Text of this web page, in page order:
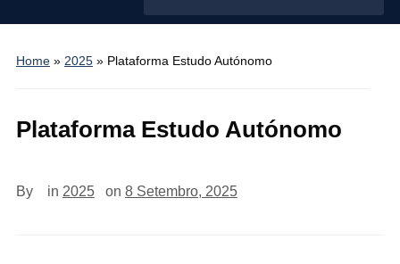
menu
Home» 2025» Plataforma Estudo Autónomo
Plataforma Estudo Autónomo
By in 2025 on 8 Setembro, 2025